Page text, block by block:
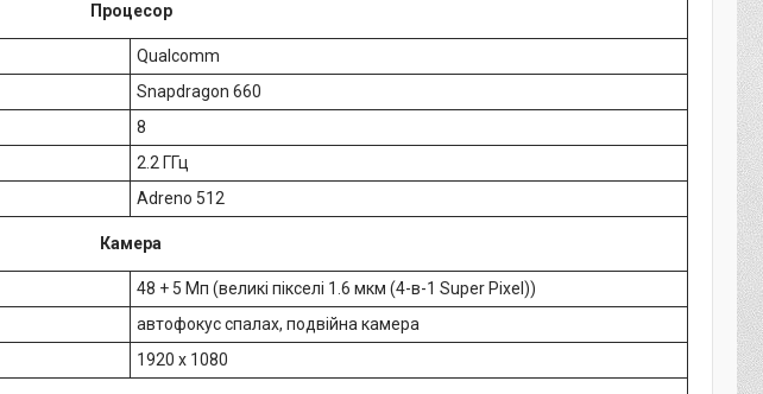
Процесор
Qualcomm
Snapdragon 660
8
2.2 ГГц
Adreno 512
Камера
48 + 5 Мп (великі пікселі 1.6 мкм (4-в-1 Super Pixel))
автофокус спалах, подвійна камера
1920 х 1080